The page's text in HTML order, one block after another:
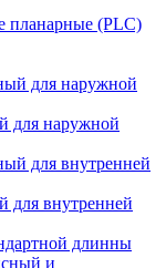
планарные (PLC)
для наружной
для наружной
для внутренней
для внутренней
длинны
и